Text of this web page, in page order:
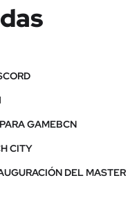
GAMEBCN
CITY
DEL MASTER